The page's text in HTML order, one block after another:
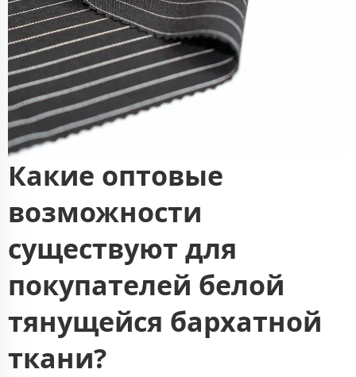
Какие оптовые
возможности
существуют для
покупателей белой
тянущейся бархатной
ткани?